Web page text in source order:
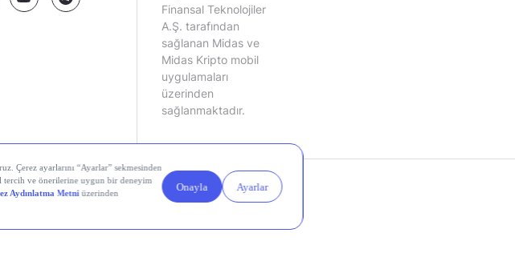
Finansal Teknolojiler
A.Ş. tarafından
sağlanan Midas ve
Midas Kripto mobil
uygulamaları
üzerinden
sağlanmaktadır.
Kişisel
Yasal
Çerez